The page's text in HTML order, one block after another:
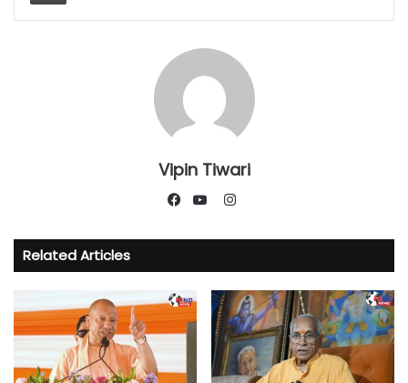
Vipin Tiwari
Instagram
Related Articles